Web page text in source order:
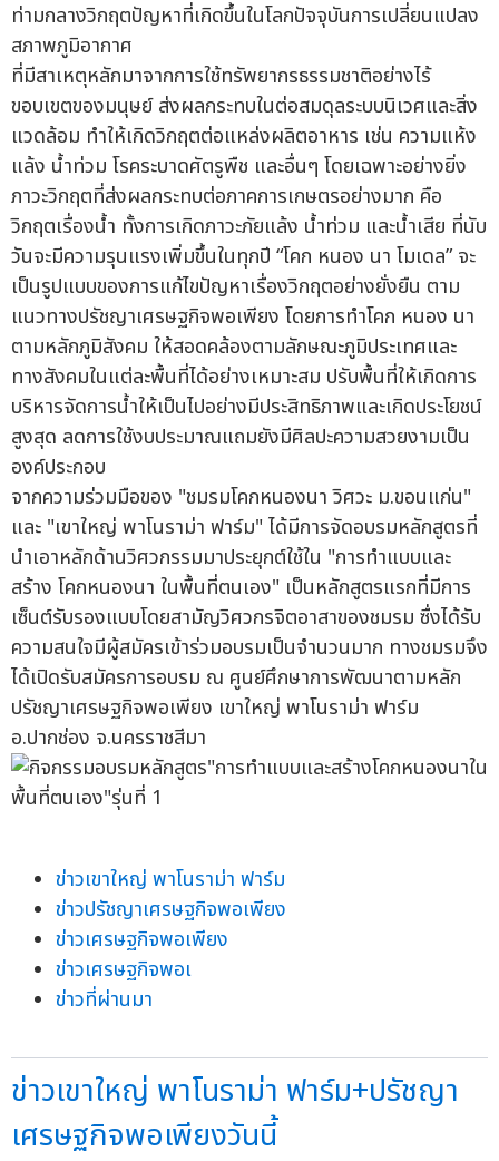
ท่ามกลางวิกฤตปัญหาที่เกิดขึ้นในโลกปัจจุบันการเปลี่ยนแปลง
สภาพภูมิอากาศ
ที่มีสาเหตุหลักมาจากการใช้ทรัพยากรธรรมชาติอย่างไร้
ขอบเขตของมนุษย์ ส่งผลกระทบในต่อสมดุลระบบนิเวศและสิ่ง
แวดล้อม ทำให้เกิดวิกฤตต่อแหล่งผลิตอาหาร เช่น ความแห้ง
แล้ง น้ำท่วม โรคระบาดศัตรูพืช และอื่นๆ โดยเฉพาะอย่างยิ่ง
ภาวะวิกฤตที่ส่งผลกระทบต่อภาคการเกษตรอย่างมาก คือ
วิกฤตเรื่องน้ำ ทั้งการเกิดภาวะภัยแล้ง น้ำท่วม และน้ำเสีย ที่นับ
วันจะมีความรุนแรงเพิ่มขึ้นในทุกปี “โคก หนอง นา โมเดล” จะ
เป็นรูปแบบของการแก้ไขปัญหาเรื่องวิกฤตอย่างยั่งยืน ตาม
แนวทางปรัชญาเศรษฐกิจพอเพียง โดยการทำโคก หนอง นา
ตามหลักภูมิสังคม ให้สอดคล้องตามลักษณะภูมิประเทศและ
ทางสังคมในแต่ละพื้นที่ได้อย่างเหมาะสม ปรับพื้นที่ให้เกิดการ
บริหารจัดการน้ำให้เป็นไปอย่างมีประสิทธิภาพและเกิดประโยชน์
สูงสุด ลดการใช้งบประมาณแถมยังมีศิลปะความสวยงามเป็น
องค์ประกอบ
จากความร่วมมือของ "ชมรมโคกหนองนา วิศวะ ม.ขอนแก่น"
และ "เขาใหญ่ พาโนราม่า ฟาร์ม" ได้มีการจัดอบรมหลักสูตรที่
นำเอาหลักด้านวิศวกรรมมาประยุกต์ใช้ใน "การทำแบบและ
สร้าง โคกหนองนา ในพื้นที่ตนเอง" เป็นหลักสูตรแรกที่มีการ
เซ็นต์รับรองแบบโดยสามัญวิศวกรจิตอาสาของชมรม ซื่งได้รับ
ความสนใจมีผู้สมัครเข้าร่วมอบรมเป็นจำนวนมาก ทางชมรมจึง
ได้เปิดรับสมัครการอบรม ณ ศูนย์ศึกษาการพัฒนาตามหลัก
ปรัชญาเศรษฐกิจพอเพียง เขาใหญ่ พาโนราม่า ฟาร์ม
อ.ปากช่อง จ.นครราชสีมา
ข่าวเขาใหญ่ พาโนราม่า ฟาร์ม
ข่าวปรัชญาเศรษฐกิจพอเพียง
ข่าวเศรษฐกิจพอเพียง
ข่าวเศรษฐกิจพอเ
ข่าวที่ผ่านมา
ข่าวเขาใหญ่ พาโนราม่า ฟาร์ม+ปรัชญา
เศรษฐกิจพอเพียงวันนี้